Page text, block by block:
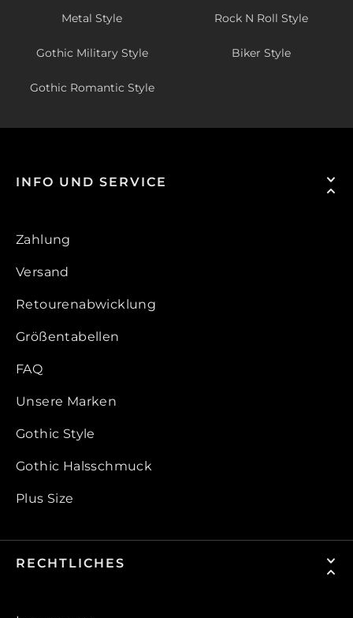
Metal Style Rock N Roll Style
Gothic Military Style Biker Style
Gothic Romantic Style
INFO UND SERVICE
Zahlung
Versand
Retourenabwicklung
Größentabellen
FAQ
Unsere Marken
Gothic Style
Gothic Halsschmuck
Plus Size
RECHTLICHES